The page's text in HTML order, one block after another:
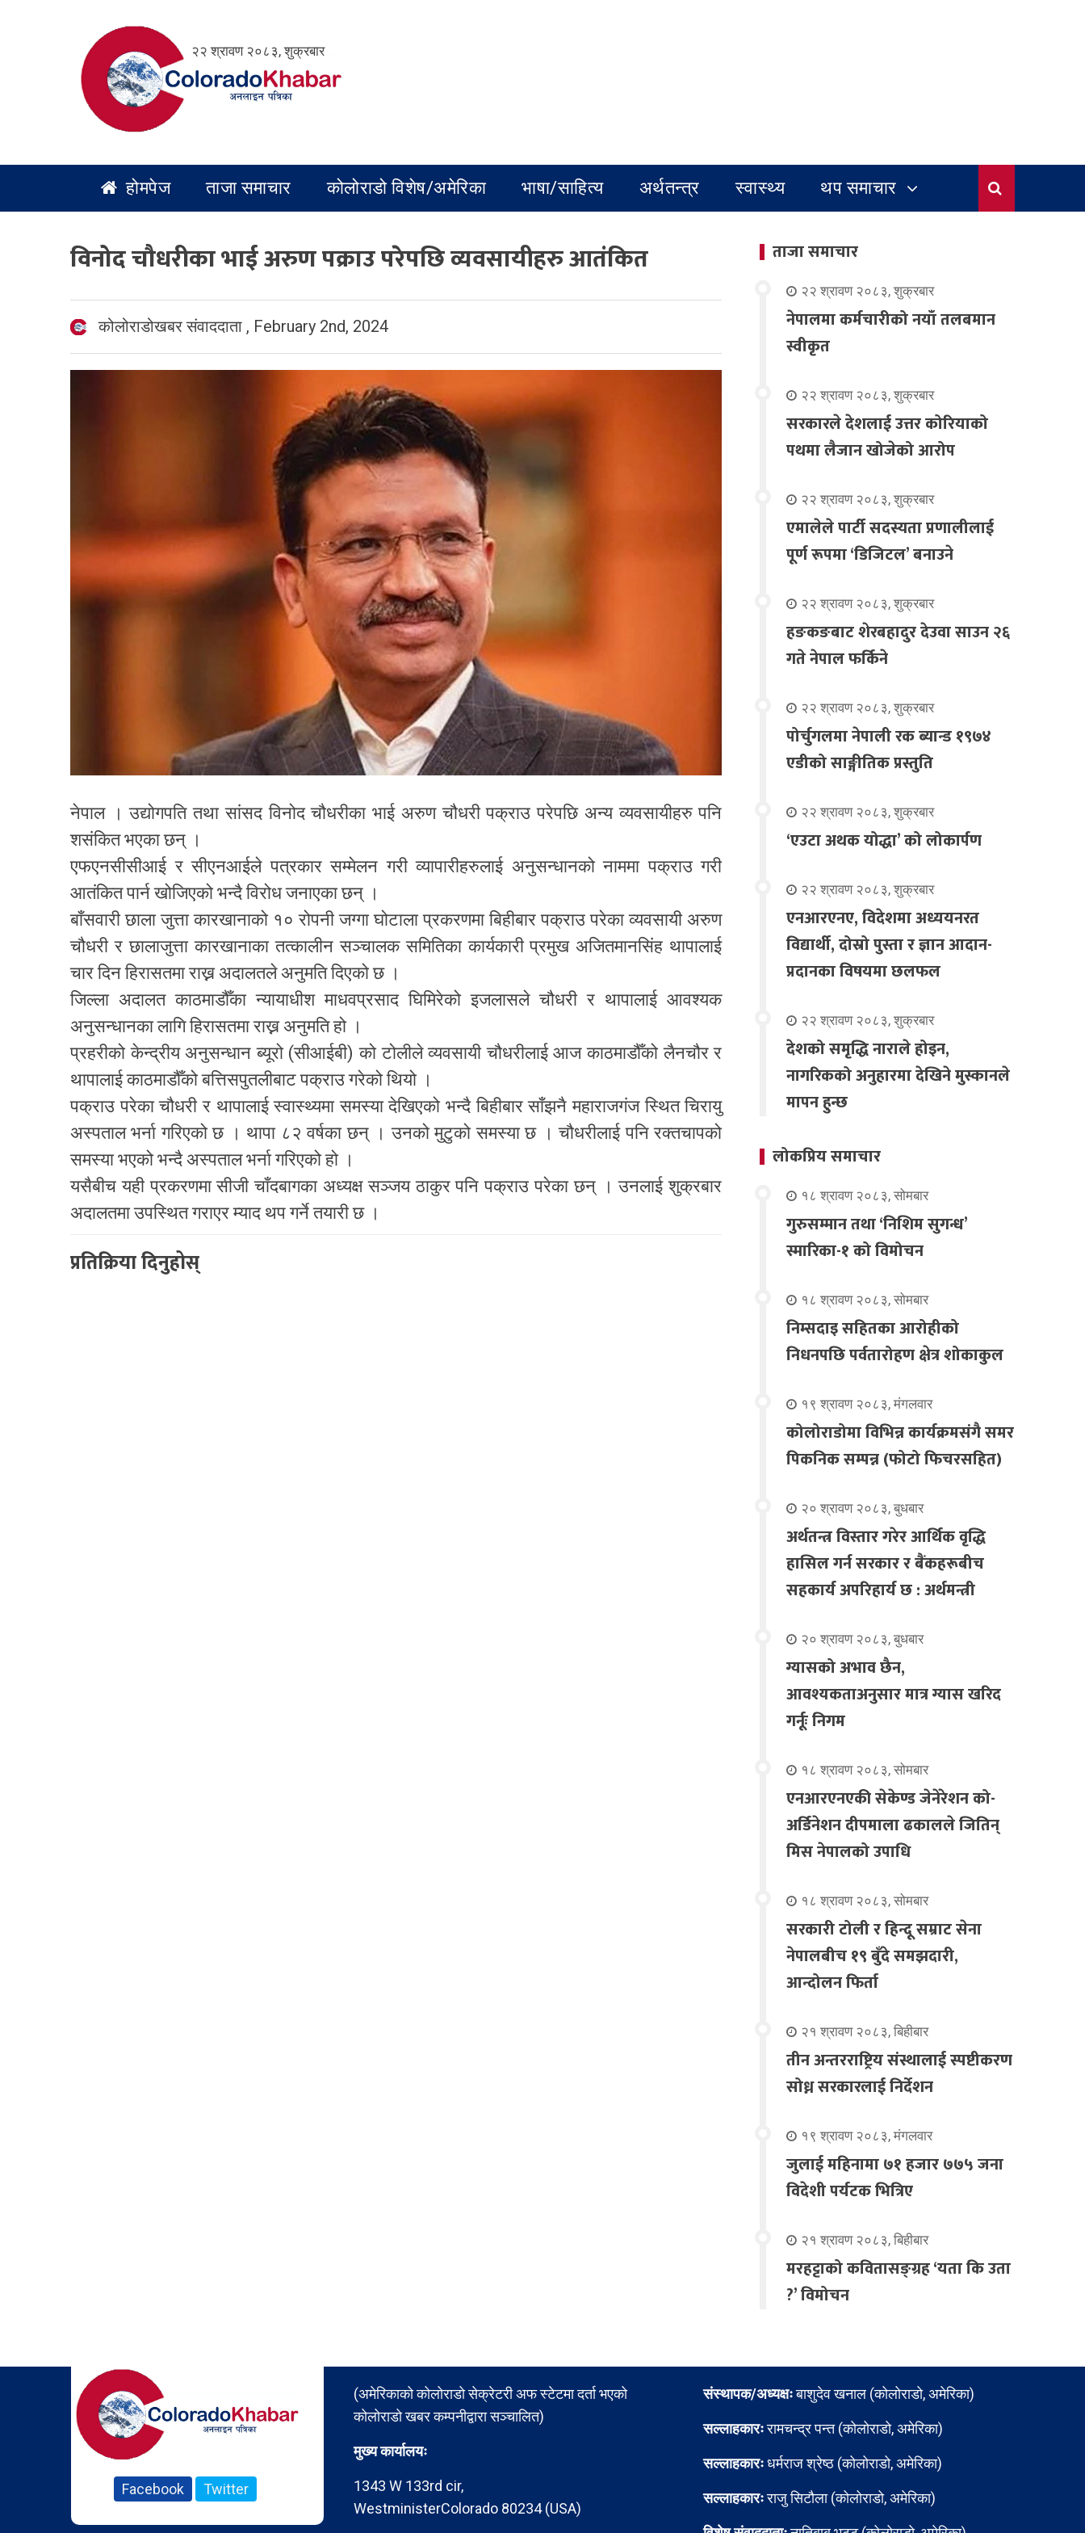
२२ श्रावण २०८३, शुक्रबार
होमपेज ताजा समाचार कोलोराडो विशेष/अमेरिका भाषा/साहित्य अर्थतन्त्र स्वास्थ्य थप समाचार
विनोद चौधरीका भाई अरुण पक्राउ परेपछि व्यवसायीहरु आतंकित
कोलोराडोखबर संवाददाता , February 2nd, 2024
नेपाल । उद्योगपति तथा सांसद विनोद चौधरीका भाई अरुण चौधरी पक्राउ परेपछि अन्य व्यवसायीहरु पनि
शसंकित भएका छन् ।
एफएनसीसीआई र सीएनआईले पत्रकार सम्मेलन गरी व्यापारीहरुलाई अनुसन्धानको नाममा पक्राउ गरी
आतंकित पार्न खोजिएको भन्दै विरोध जनाएका छन् ।
बाँसवारी छाला जुत्ता कारखानाको १० रोपनी जग्गा घोटाला प्रकरणमा बिहीबार पक्राउ परेका व्यवसायी अरुण
चौधरी र छालाजुत्ता कारखानाका तत्कालीन सञ्चालक समितिका कार्यकारी प्रमुख अजितमानसिंह थापालाई
चार दिन हिरासतमा राख्न अदालतले अनुमति दिएको छ ।
जिल्ला अदालत काठमाडौँका न्यायाधीश माधवप्रसाद घिमिरेको इजलासले चौधरी र थापालाई आवश्यक
अनुसन्धानका लागि हिरासतमा राख्न अनुमति हो ।
प्रहरीको केन्द्रीय अनुसन्धान ब्यूरो (सीआईबी) को टोलीले व्यवसायी चौधरीलाई आज काठमाडौँको लैनचौर र
थापालाई काठमाडौँको बत्तिसपुतलीबाट पक्राउ गरेको थियो ।
पक्राउ परेका चौधरी र थापालाई स्वास्थ्यमा समस्या देखिएको भन्दै बिहीबार साँझनै महाराजगंज स्थित चिरायु
अस्पताल भर्ना गरिएको छ । थापा ८२ वर्षका छन् । उनको मुटुको समस्या छ । चौधरीलाई पनि रक्तचापको
समस्या भएको भन्दै अस्पताल भर्ना गरिएको हो ।
यसैबीच यही प्रकरणमा सीजी चाँदबागका अध्यक्ष सञ्जय ठाकुर पनि पक्राउ परेका छन् । उनलाई शुक्रबार
अदालतमा उपस्थित गराएर म्याद थप गर्ने तयारी छ ।
प्रतिक्रिया दिनुहोस्
ताजा समाचार
२२ श्रावण २०८३, शुक्रबार
नेपालमा कर्मचारीको नयाँ तलबमान
स्वीकृत
२२ श्रावण २०८३, शुक्रबार
सरकारले देशलाई उत्तर कोरियाको
पथमा लैजान खोजेको आरोप
२२ श्रावण २०८३, शुक्रबार
एमालेले पार्टी सदस्यता प्रणालीलाई
पूर्ण रूपमा ‘डिजिटल’ बनाउने
२२ श्रावण २०८३, शुक्रबार
हङकङबाट शेरबहादुर देउवा साउन २६
गते नेपाल फर्किने
२२ श्रावण २०८३, शुक्रबार
पोर्चुगलमा नेपाली रक ब्यान्ड १९७४
एडीको साङ्गीतिक प्रस्तुति
२२ श्रावण २०८३, शुक्रबार
‘एउटा अथक योद्धा’ को लोकार्पण
२२ श्रावण २०८३, शुक्रबार
एनआरएनए, विदेशमा अध्ययनरत
विद्यार्थी, दोस्रो पुस्ता र ज्ञान आदान-
प्रदानका विषयमा छलफल
२२ श्रावण २०८३, शुक्रबार
देशको समृद्धि नाराले होइन,
नागरिकको अनुहारमा देखिने मुस्कानले
मापन हुन्छ
लोकप्रिय समाचार
१८ श्रावण २०८३, सोमबार
गुरुसम्मान तथा ‘निशिम सुगन्ध’
स्मारिका-१ को विमोचन
१८ श्रावण २०८३, सोमबार
निम्सदाइ सहितका आरोहीको
निधनपछि पर्वतारोहण क्षेत्र शोकाकुल
१९ श्रावण २०८३, मंगलवार
कोलोराडोमा विभिन्न कार्यक्रमसंगै समर
पिकनिक सम्पन्न (फोटो फिचरसहित)
२० श्रावण २०८३, बुधबार
अर्थतन्त्र विस्तार गरेर आर्थिक वृद्धि
हासिल गर्न सरकार र बैंकहरूबीच
सहकार्य अपरिहार्य छ : अर्थमन्त्री
२० श्रावण २०८३, बुधबार
ग्यासको अभाव छैन,
आवश्यकताअनुसार मात्र ग्यास खरिद
गर्नूः निगम
१८ श्रावण २०८३, सोमबार
एनआरएनएकी सेकेण्ड जेनेरेशन को-
अर्डिनेशन दीपमाला ढकालले जितिन्
मिस नेपालको उपाधि
१८ श्रावण २०८३, सोमबार
सरकारी टोली र हिन्दू सम्राट सेना
नेपालबीच १९ बुँदे समझदारी,
आन्दोलन फिर्ता
२१ श्रावण २०८३, बिहीबार
तीन अन्तरराष्ट्रिय संस्थालाई स्पष्टीकरण
सोध्न सरकारलाई निर्देशन
१९ श्रावण २०८३, मंगलवार
जुलाई महिनामा ७१ हजार ७७५ जना
विदेशी पर्यटक भित्रिए
२१ श्रावण २०८३, बिहीबार
मरहट्टाको कवितासङ्ग्रह ‘यता कि उता
?’ विमोचन
Facebook Twitter
(अमेरिकाको कोलोराडो सेक्रेटरी अफ स्टेटमा दर्ता भएको
कोलोराडो खबर कम्पनीद्वारा सञ्चालित)
मुख्य कार्यालयः
1343 W 133rd cir,
WestministerColorado 80234 (USA)
संस्थापक/अध्यक्षःबाशुदेव खनाल (कोलोराडो, अमेरिका)
सल्लाहकारःरामचन्द्र पन्त (कोलोराडो, अमेरिका)
सल्लाहकारःधर्मराज श्रेष्ठ (कोलोराडो, अमेरिका)
सल्लाहकारःराजु सिटौला (कोलोराडो, अमेरिका)